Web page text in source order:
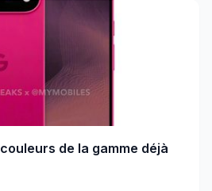
de la gamme déjà